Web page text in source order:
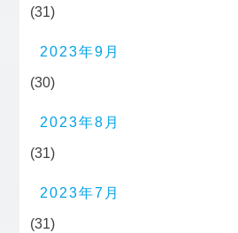
(31)
2023年9月
(30)
2023年8月
(31)
2023年7月
(31)